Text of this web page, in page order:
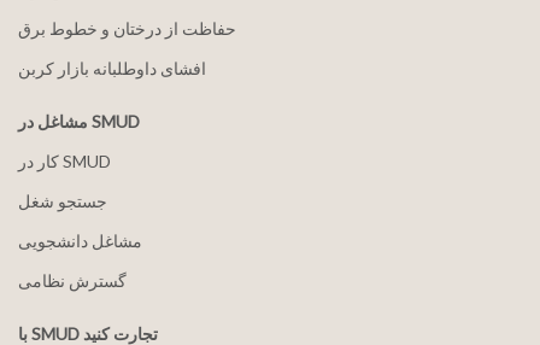
حفاظت از درختان و خطوط برق
افشای داوطلبانه بازار کربن
مشاغل در SMUD
کار در SMUD
جستجو شغل
مشاغل دانشجویی
گسترش نظامی
با SMUD تجارت کنید